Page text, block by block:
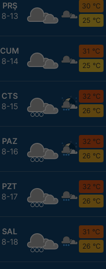
PRŞ
8-13
30 °C
25 °C
CUM
8-14
31 °C
25 °C
CTS
8-15
32 °C
26 °C
PAZ
8-16
32 °C
26 °C
PZT
8-17
32 °C
26 °C
SAL
8-18
31 °C
26 °C